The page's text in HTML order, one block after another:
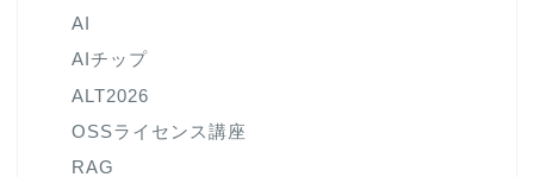
AI
AIチップ
ALT2026
OSSライセンス講座
RAG